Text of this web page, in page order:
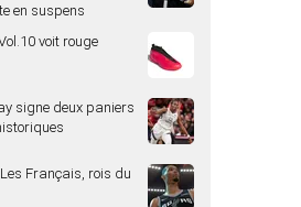
en suspens
voit rouge
signe deux paniers
Français, rois du